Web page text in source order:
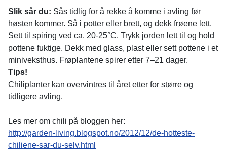
Slik sår du: Sås tidlig for å rekke å komme i avling før
høsten kommer. Så i potter eller brett, og dekk frøene lett.
Sett til spiring ved ca. 20-25°C. Trykk jorden lett til og hold
pottene fuktige. Dekk med glass, plast eller sett pottene i et
miniveksthus. Frøplantene spirer etter 7–21 dager.
Tips!
Chiliplanter kan overvintres til året etter for større og
tidligere avling.
Les mer om chili på bloggen her:
http://garden-living.blogspot.no/2012/12/de-hotteste-
chiliene-sar-du-selv.html